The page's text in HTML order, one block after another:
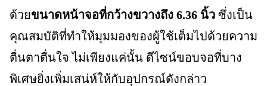
ด้วยขนาดหน้าจอที่กว้างขวางถึง 6.36 นิ้ว ซึ่งเป็น
คุณสมบัติที่ทำให้มุมมองของผู้ใช้เต็มไปด้วยความ
ตื่นตาตื่นใจ ไม่เพียงแค่นั้น ดีไซน์ขอบจอที่บาง
พิเศษยิ่งเพิ่มเสน่ห์ให้กับอุปกรณ์ดังกล่าว